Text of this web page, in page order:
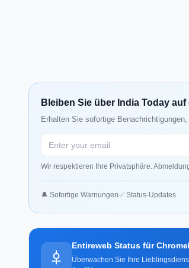
Bleiben Sie über India Today
Erhalten Sie sofortige
Wir respektieren Ihre Privatsphäre.
🔔 Sofortige Warnungen✅ Status-Updates
Entireweb Status für Chrome
Überwachen Sie Ihre